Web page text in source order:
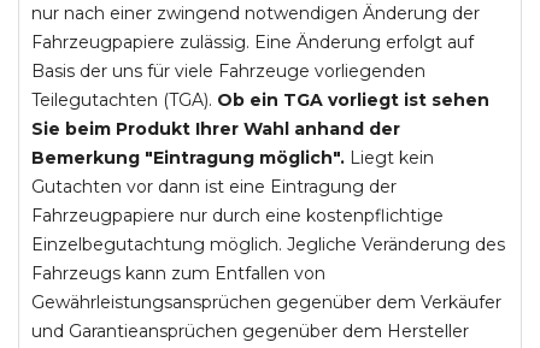
nur nach einer zwingend notwendigen Änderung der
Fahrzeugpapiere zulässig. Eine Änderung erfolgt auf
Basis der uns für viele Fahrzeuge vorliegenden
Teilegutachten (TGA). Ob ein TGA vorliegt ist sehen
Sie beim Produkt Ihrer Wahl anhand der
Bemerkung "Eintragung möglich". Liegt kein
Gutachten vor dann ist eine Eintragung der
Fahrzeugpapiere nur durch eine kostenpflichtige
Einzelbegutachtung möglich. Jegliche Veränderung des
Fahrzeugs kann zum Entfallen von
Gewährleistungsansprüchen gegenüber dem Verkäufer
und Garantieansprüchen gegenüber dem Hersteller